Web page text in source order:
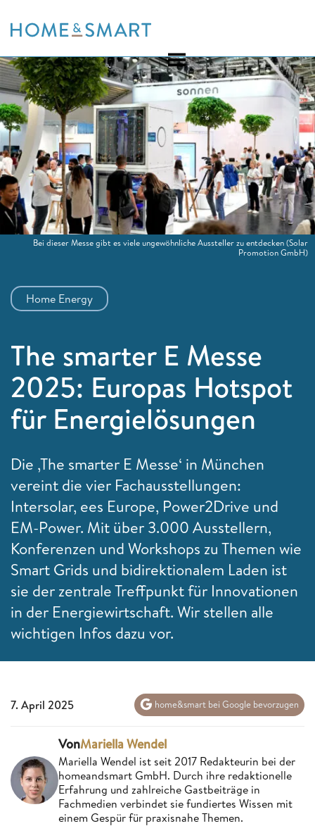
to
Home Energy
The smarter E Messe
2025: Europas Hotspot
für Energielösungen
Die ‚The smarter E Messe‘ in München
vereint die vier Fachausstellungen:
Intersolar, ees Europe, Power2Drive und
EM-Power. Mit über 3.000 Ausstellern,
Konferenzen und Workshops zu Themen wie
Smart Grids und bidirektionalem Laden ist
sie der zentrale Treffpunkt für Innovationen
in der Energiewirtschaft. Wir stellen alle
wichtigen Infos dazu vor.
Bei dieser Messe gibt es viele ungewöhnliche Aussteller zu entdecken(Solar
Promotion GmbH)
7. April 2025 home&smart bei Google bevorzugen
VonMariella Wendel
Mariella Wendel ist seit 2017 Redakteurin bei der
homeandsmart GmbH. Durch ihre redaktionelle
Erfahrung und zahlreiche Gastbeiträge in
Fachmedien verbindet sie fundiertes Wissen mit
einem Gespür für praxisnahe Themen.